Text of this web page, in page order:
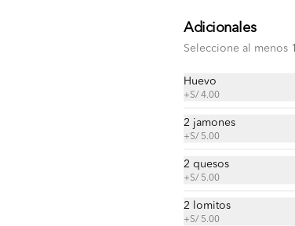
Tortilla, frijol, suprema de pollo,
elección.
S/ 25.00
Taco vegetariano
ensaladas, papas al hilo a elección.
Adicionales
Seleccione al menos 1
Huevo
+S/ 4.00
2 jamones
+S/ 5.00
2 quesos
+S/ 5.00
2 lomitos
+S/ 5.00